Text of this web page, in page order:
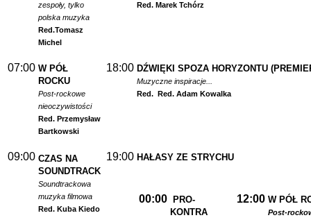
zespoły, tylko
polska muzyka
Red.Tomasz
Michel
Red. Marek Tchórz
07:00 W PÓŁ
ROCKU
Post-rockowe
nieoczywistości
Red. Przemysław
Bartkowski
18:00 DŹWIĘKI SPOZA HORYZONTU
Muzyczne inspiracje...
Red. Red. Adam Kowalka
09:00 CZAS NA
SOUNDTRACK
Soundtrackowa
muzyka filmowa
Red. Kuba Kiedo
19:00 HAŁASY ZE STRYCHU
00:00
PRO-
KONTRA
12:00 W PÓŁ
Post-